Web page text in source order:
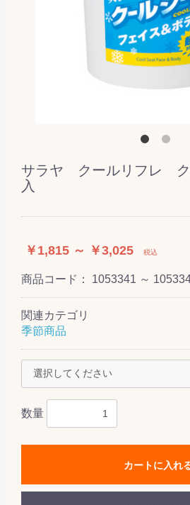
サラヤ クールリフレ ク
入
￥1,815 ～ ￥3,025 税込
商品コード： 1053341 ～
関連カテゴリ
季節商品
数量
カートに入れ